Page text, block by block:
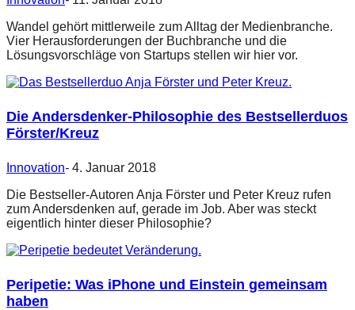
Wandel gehört mittlerweile zum Alltag der Medienbranche.
Vier Herausforderungen der Buchbranche und die
Lösungsvorschläge von Startups stellen wir hier vor.
Die Andersdenker-Philosophie des Bestsellerduos
Förster/Kreuz
Innovation- 4. Januar 2018
Die Bestseller-Autoren Anja Förster und Peter Kreuz rufen
zum Andersdenken auf, gerade im Job. Aber was steckt
eigentlich hinter dieser Philosophie?
Peripetie: Was iPhone und Einstein gemeinsam
haben